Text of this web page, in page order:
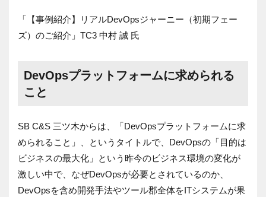
「【事例紹介】リアルDevOpsジャーニー（初期フェー
ズ）のご紹介」TC3 中村 誠 氏
DevOpsプラットフォームに求められる
こと
SB C&S 三ツ木からは、「DevOpsプラットフォームに求
められること」、というタイトルで、DevOpsの「目的は
ビジネスの最大化」という昨今のビジネス環境の変化が
激しい中で、なぜDevOpsが必要とされているのか、
DevOpsを含め開発手法やツール郡全体をITシステムが果